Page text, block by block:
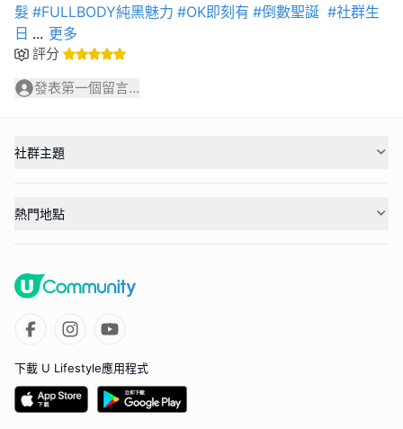
髮 #FULLBODY純黑魅力 #OK即刻有 #倒數聖誕 #社群生
日 ... 更多
評分
發表第一個留言...
社群主題
熱門地點
下載 U Lifestyle應用程式